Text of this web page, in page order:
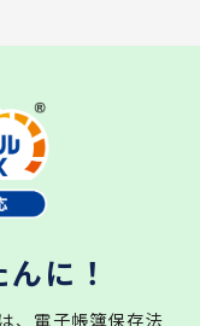
に！
、電子帳簿保存法